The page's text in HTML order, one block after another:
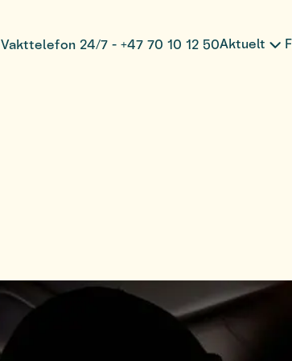
Vakttelefon 24/7 - +47 70 10 12 50Aktuelt